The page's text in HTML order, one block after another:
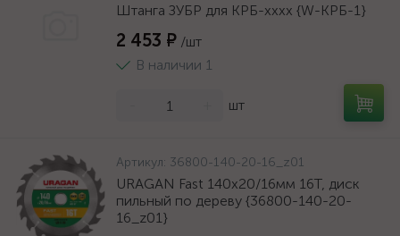
Штанга ЗУБР для КРБ-хххх {W-КРБ-1}
2 453 ₽ /шт
В наличии 1
шт
Артикул: 36800-140-20-16_z01
URAGAN Fast 140x20/16мм 16Т, диск
пильный по дереву {36800-140-20-
16_z01}